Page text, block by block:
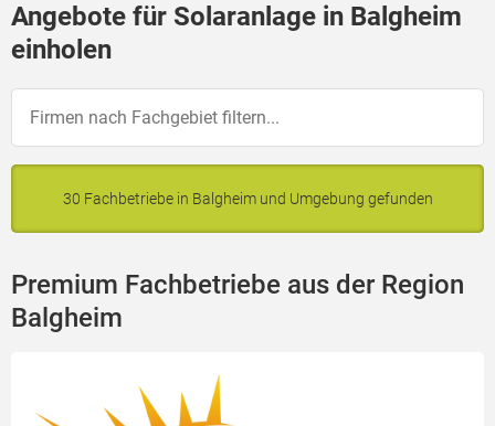
Angebote für Solaranlage in Balgheim
einholen
30 Fachbetriebe in Balgheim und Umgebung gefunden
Premium Fachbetriebe aus der Region
Balgheim